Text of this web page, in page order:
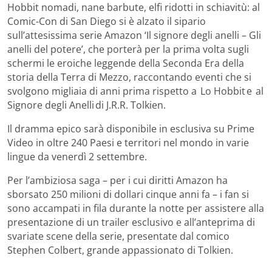
Hobbit nomadi, nane barbute, elfi ridotti in schiavitù: al
Comic-Con di San Diego si è alzato il sipario
sull’attesissima serie Amazon ‘Il signore degli anelli – Gli
anelli del potere’, che porterà per la prima volta sugli
schermi le eroiche leggende della Seconda Era della
storia della Terra di Mezzo, raccontando eventi che si
svolgono migliaia di anni prima rispetto a Lo Hobbit e al
Signore degli Anelli di J.R.R. Tolkien.
Il dramma epico sarà disponibile in esclusiva su Prime
Video in oltre 240 Paesi e territori nel mondo in varie
lingue da venerdì 2 settembre.
Per l’ambiziosa saga – per i cui diritti Amazon ha
sborsato 250 milioni di dollari cinque anni fa – i fan si
sono accampati in fila durante la notte per assistere alla
presentazione di un trailer esclusivo e all’anteprima di
svariate scene della serie, presentate dal comico
Stephen Colbert, grande appassionato di Tolkien.